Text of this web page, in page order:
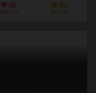
45
お気に入り
83
持ってる
6.3